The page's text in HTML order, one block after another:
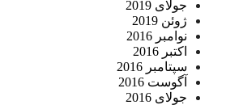
جولای 2019
ژوئن 2019
نوامبر 2016
اکتبر 2016
سپتامبر 2016
آگوست 2016
جولای 2016